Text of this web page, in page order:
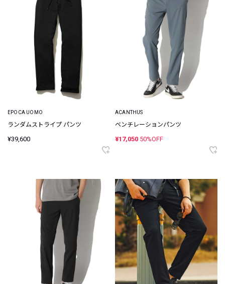
EPOCA UOMO
ランダムストライプ パンツ
¥39,600
ACANTHUS
ベンチレーションパンツ
¥17,050 50%OFF